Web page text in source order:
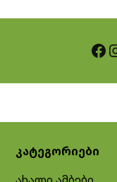
Facebook
კატეგორიები